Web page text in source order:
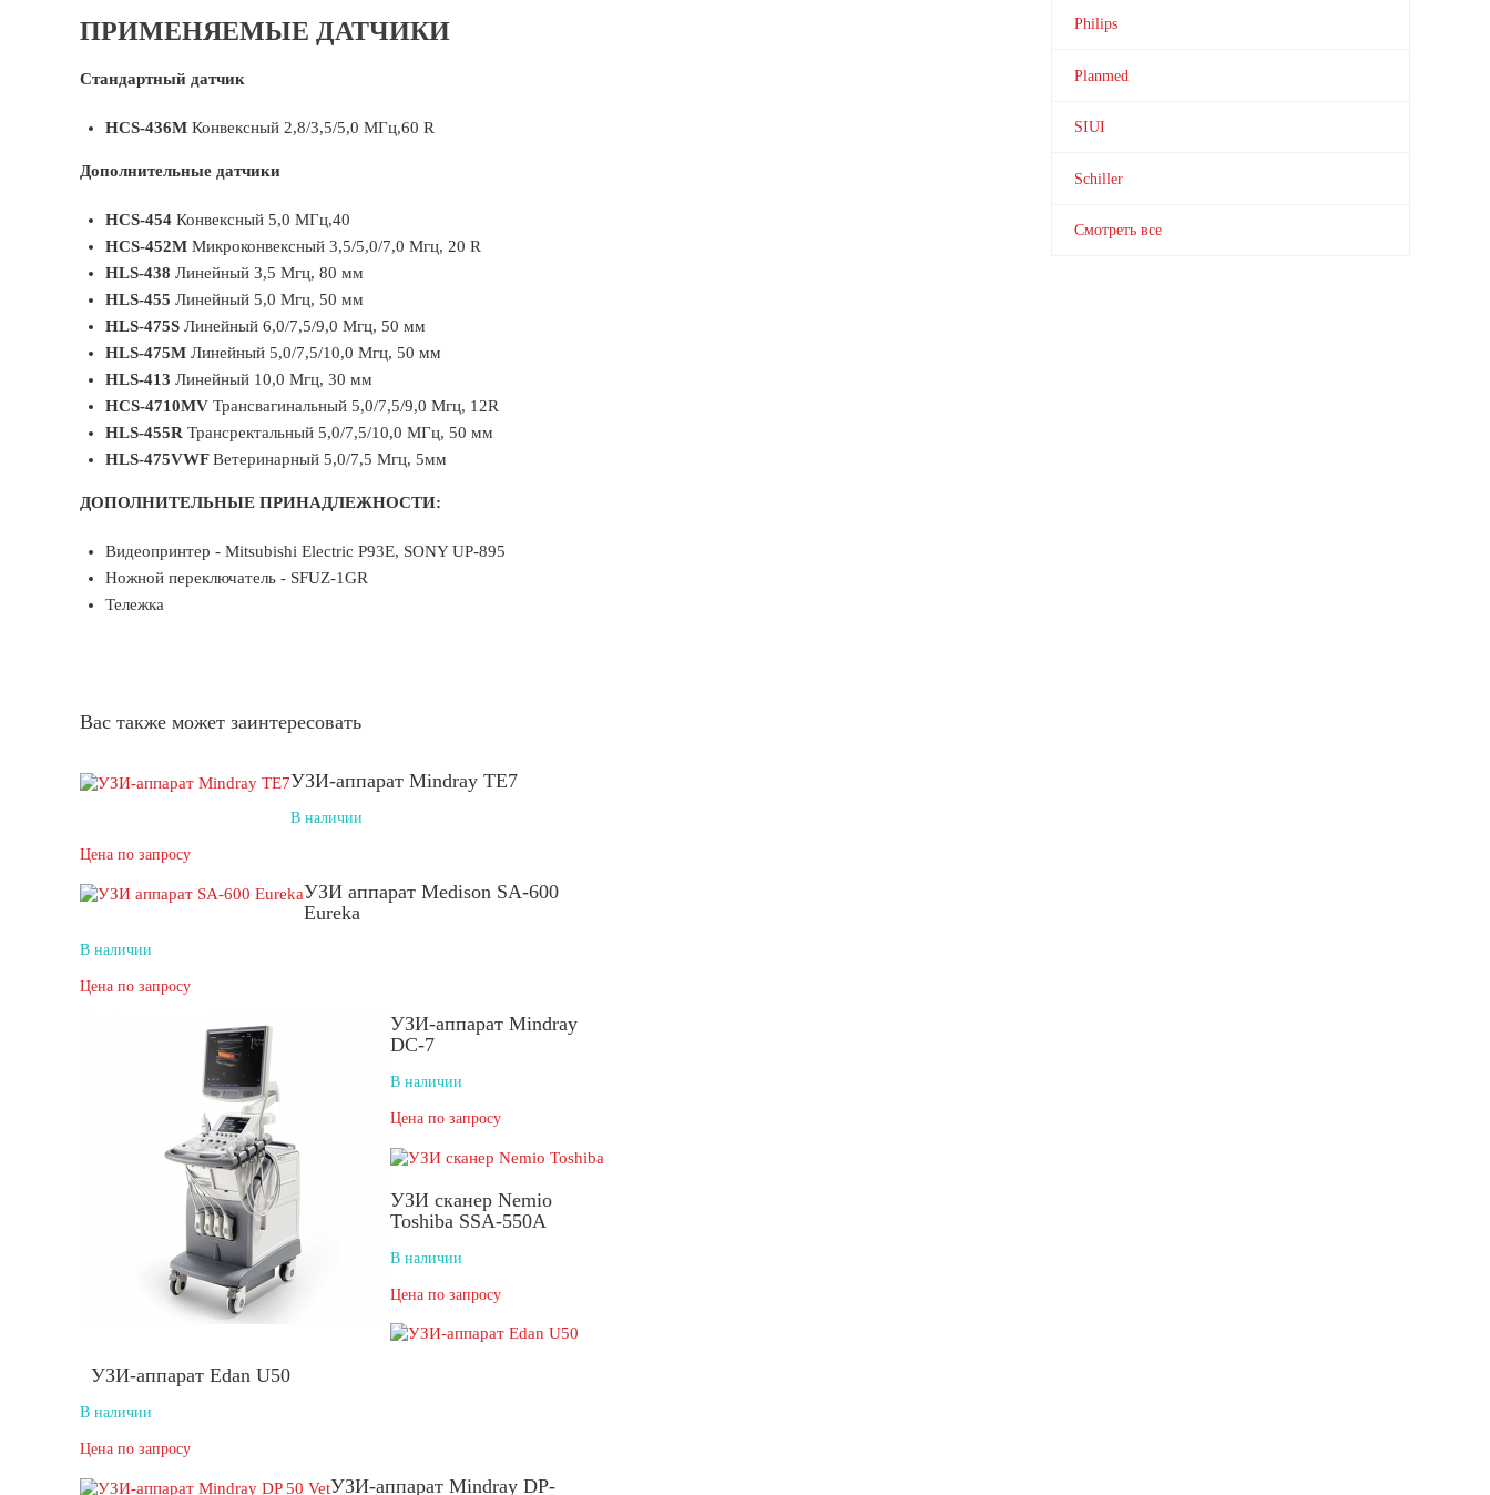
ПРИМЕНЯЕМЫЕ ДАТЧИКИ
Cтандартный датчик
HCS-436M Конвексный 2,8/3,5/5,0 МГц,60 R
Дополнительные датчики
HCS-454 Конвексный 5,0 МГц,40
HCS-452M Микроконвексный 3,5/5,0/7,0 Мгц, 20 R
HLS-438 Линейный 3,5 Мгц, 80 мм
HLS-455 Линейный 5,0 Мгц, 50 мм
HLS-475S Линейный 6,0/7,5/9,0 Мгц, 50 мм
HLS-475M Линейный 5,0/7,5/10,0 Мгц, 50 мм
HLS-413 Линейный 10,0 Мгц, 30 мм
HCS-4710MV Трансвагинальный 5,0/7,5/9,0 Мгц, 12R
HLS-455R Трансректальный 5,0/7,5/10,0 МГц, 50 мм
HLS-475VWFВетеринарный 5,0/7,5 Мгц, 5мм
ДОПОЛНИТЕЛЬНЫЕ ПРИНАДЛЕЖНОСТИ:
Видеопринтер - Mitsubishi Electric P93E, SONY UP-895
Ножной переключатель - SFUZ-1GR
Тележка
Philips
Planmed
SIUI
Schiller
Смотреть все
Вас также может заинтересовать
УЗИ-аппарат Mindray TE7
В наличии
Цена по запросу
УЗИ аппарат Medison SA-600
Eureka
В наличии
Цена по запросу
УЗИ-аппарат Mindray
DC-7
В наличии
Цена по запросу
УЗИ сканер Nemio
Toshiba SSA-550A
В наличии
Цена по запросу
УЗИ-аппарат Edan U50
В наличии
Цена по запросу
УЗИ-аппарат Mindray DP-